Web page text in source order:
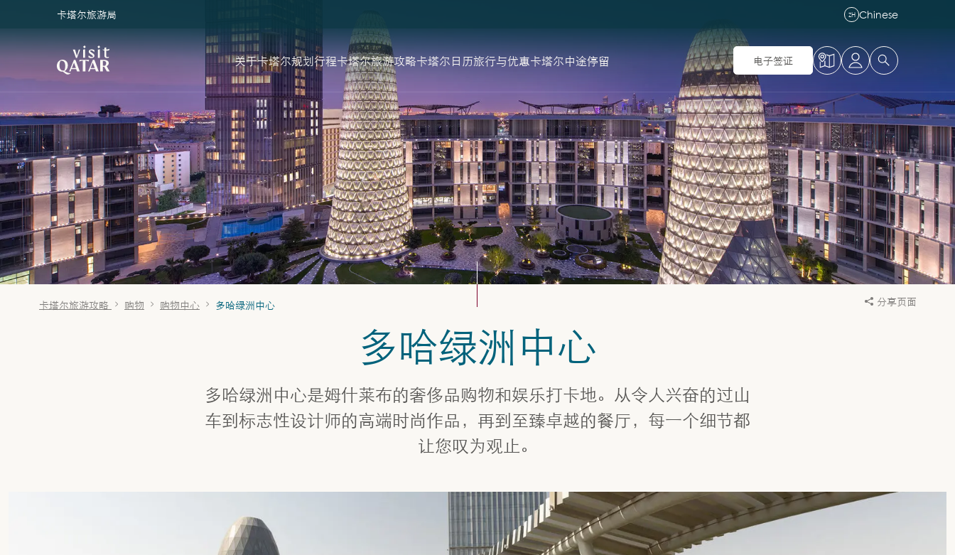
VisitQatar 首页
卡塔尔旅游局 ZH Chinese
关于卡塔尔规划行程卡塔尔旅游攻略卡塔尔日历旅行与优惠卡塔尔中途停留 电子签证
卡塔尔旅游攻略 购物 购物中心 多哈绿洲中心 分享页面
多哈绿洲中心
多哈绿洲中心是姆什莱布的奢侈品购物和娱乐打卡地。从令人兴奋的过山
车到标志性设计师的高端时尚作品，再到至臻卓越的餐厅，每一个细节都
让您叹为观止。